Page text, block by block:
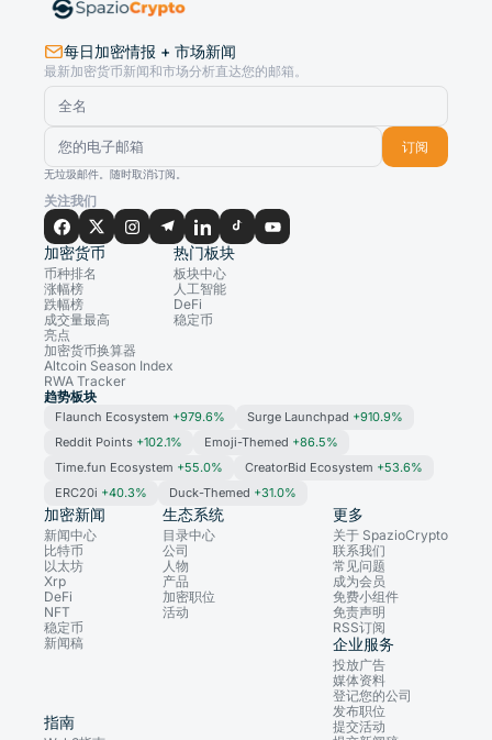
每日加密情报 + 市场新闻
最新加密货币新闻和市场分析直达您的邮箱。
订阅
无垃圾邮件。随时取消订阅。
关注我们
加密货币
币种排名
涨幅榜
跌幅榜
成交量最高
亮点
加密货币换算器
Altcoin Season Index
RWA Tracker
热门板块
板块中心
人工智能
DeFi
稳定币
趋势板块
Flaunch Ecosystem +979.6% Surge Launchpad +910.9%
Reddit Points +102.1% Emoji-Themed +86.5%
Time.fun Ecosystem +55.0% CreatorBid Ecosystem +53.6%
ERC20i +40.3% Duck-Themed +31.0%
加密新闻
新闻中心
比特币
以太坊
Xrp
DeFi
NFT
稳定币
新闻稿
生态系统
目录中心
公司
人物
产品
加密职位
活动
指南
更多
关于 SpazioCrypto
联系我们
常见问题
成为会员
免费小组件
免责声明
RSS订阅
企业服务
投放广告
媒体资料
登记您的公司
发布职位
提交活动